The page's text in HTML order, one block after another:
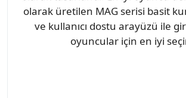
olarak üretilen MAG serisi basit
ve kullanıcı dostu arayüzü ile
oyuncular için en iyi